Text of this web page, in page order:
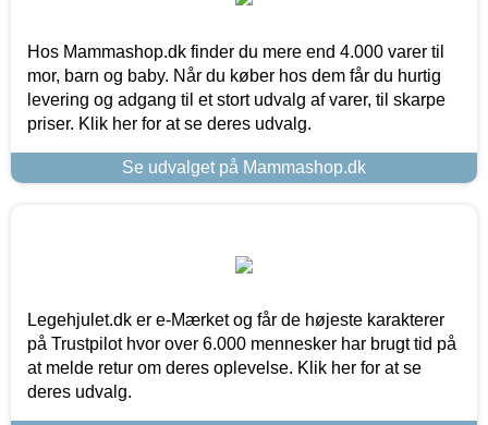
Hos Mammashop.dk finder du mere end 4.000 varer til
mor, barn og baby. Når du køber hos dem får du hurtig
levering og adgang til et stort udvalg af varer, til skarpe
priser. Klik her for at se deres udvalg.
Se udvalget på Mammashop.dk
Legehjulet.dk er e-Mærket og får de højeste karakterer
på Trustpilot hvor over 6.000 mennesker har brugt tid på
at melde retur om deres oplevelse. Klik her for at se
deres udvalg.